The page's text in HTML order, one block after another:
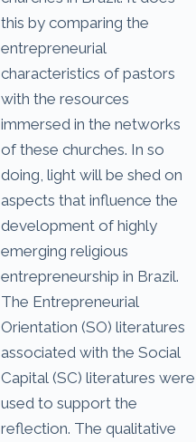
this by comparing the
entrepreneurial
characteristics of pastors
with the resources
immersed in the networks
of these churches. In so
doing, light will be shed on
aspects that influence the
development of highly
emerging religious
entrepreneurship in Brazil.
The Entrepreneurial
Orientation (SO) literatures
associated with the Social
Capital (SC) literatures were
used to support the
reflection. The qualitative